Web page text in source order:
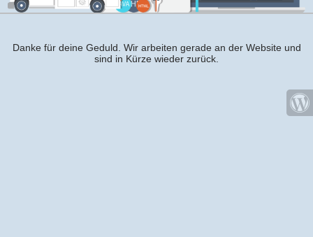
Danke für deine Geduld. Wir arbeiten gerade an der Website und
sind in Kürze wieder zurück.